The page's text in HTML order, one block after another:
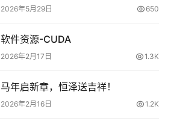
2026年5月29日 650
软件资源-CUDA
2026年2月17日 1.3K
马年启新章，恒泽送吉祥！
2026年2月16日 1.2K